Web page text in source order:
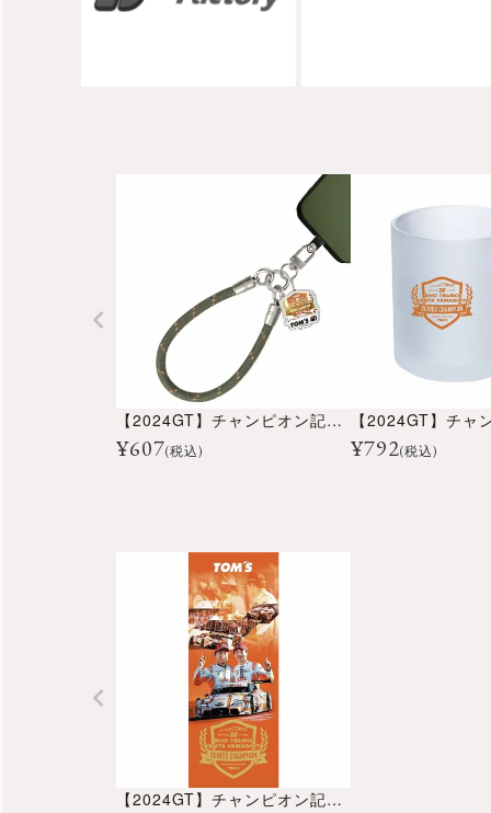
【2024GT】チャンピオン記念ハンドストラップ
¥607(税込) ¥792(税込)
【2024GT】チャンピオン記念縦型フェイスタオル